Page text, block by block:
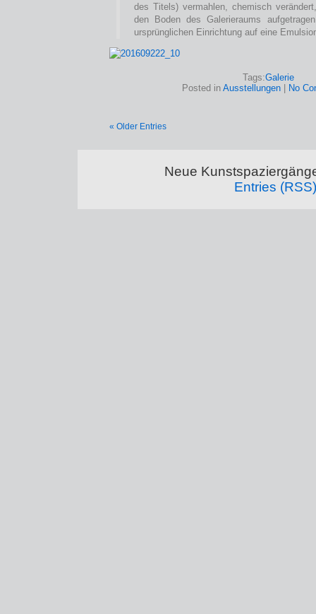
des Titels) vermahlen, chemisch
den Boden des Galerieraums
ursprünglichen Einrichtung auf eine
Tags:Galerie
Posted in Ausstellungen| No
« Older Entries
Neue
Entries (RSS)